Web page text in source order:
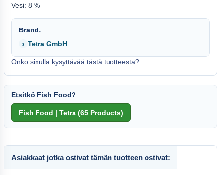
Vesi: 8 %
Brand:
Tetra GmbH
Onko sinulla kysyttävää tästä tuotteesta?
Etsitkö Fish Food?
Asiakkaat jotka ostivat tämän tuotteen ostivat: